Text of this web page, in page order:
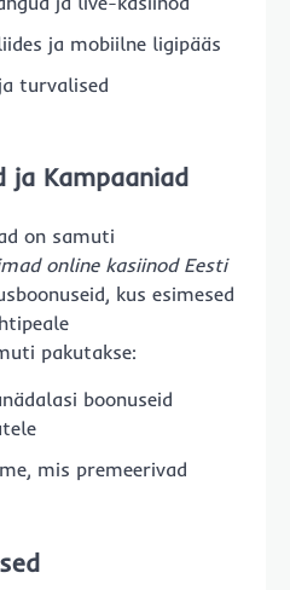
ja mobiilne ligipääs
turvalised
ja Kampaaniad
on samuti
online kasiinod Eesti
kus esimesed
pakutakse:
boonuseid
mis premeerivad